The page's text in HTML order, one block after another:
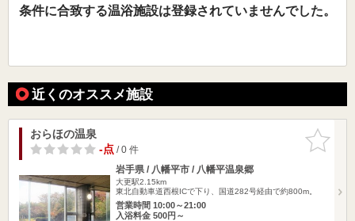
条件に合致する温浴施設は登録されていませんでした。
近くのオススメ施設
お気に入
りに追加
おらほの温泉
-点/ 0 件
岩手県 / 八幡平市 / 八幡平温泉郷
大更駅2.15km
東北自動車道西根ICで下り、国道282号経由で約800m。
営業時間 10:00～21:00
入浴料金 500円～